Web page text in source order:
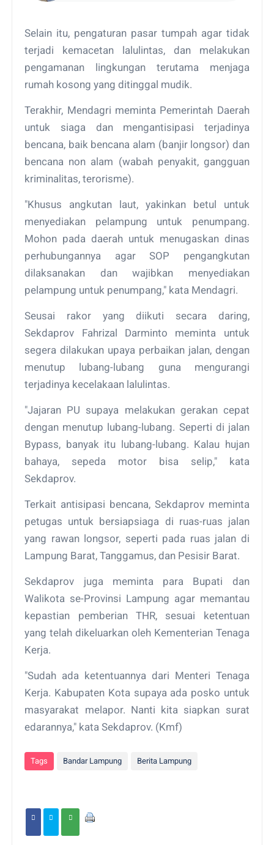
Selain itu, pengaturan pasar tumpah agar tidak
terjadi kemacetan lalulintas, dan melakukan
pengamanan lingkungan terutama menjaga
rumah kosong yang ditinggal mudik.
Terakhir, Mendagri meminta Pemerintah Daerah
untuk siaga dan mengantisipasi terjadinya
bencana, baik bencana alam (banjir longsor) dan
bencana non alam (wabah penyakit, gangguan
kriminalitas, terorisme).
"Khusus angkutan laut, yakinkan betul untuk
menyediakan pelampung untuk penumpang.
Mohon pada daerah untuk menugaskan dinas
perhubungannya agar SOP pengangkutan
dilaksanakan dan wajibkan menyediakan
pelampung untuk penumpang," kata Mendagri.
Seusai rakor yang diikuti secara daring,
Sekdaprov Fahrizal Darminto meminta untuk
segera dilakukan upaya perbaikan jalan, dengan
menutup lubang-lubang guna mengurangi
terjadinya kecelakaan lalulintas.
"Jajaran PU supaya melakukan gerakan cepat
dengan menutup lubang-lubang. Seperti di jalan
Bypass, banyak itu lubang-lubang. Kalau hujan
bahaya, sepeda motor bisa selip," kata
Sekdaprov.
Terkait antisipasi bencana, Sekdaprov meminta
petugas untuk bersiapsiaga di ruas-ruas jalan
yang rawan longsor, seperti pada ruas jalan di
Lampung Barat, Tanggamus, dan Pesisir Barat.
Sekdaprov juga meminta para Bupati dan
Walikota se-Provinsi Lampung agar memantau
kepastian pemberian THR, sesuai ketentuan
yang telah dikeluarkan oleh Kementerian Tenaga
Kerja.
"Sudah ada ketentuannya dari Menteri Tenaga
Kerja. Kabupaten Kota supaya ada posko untuk
masyarakat melapor. Nanti kita siapkan surat
edarannya," kata Sekdaprov. (Kmf)
Tags Bandar Lampung Berita Lampung